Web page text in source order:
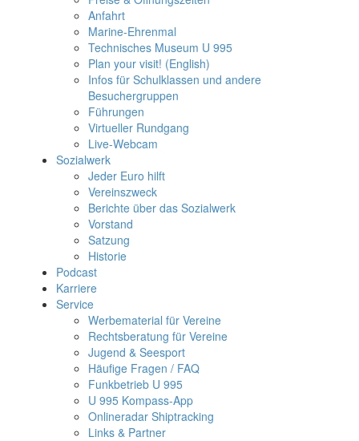
Anfahrt
Marine-Ehrenmal
Technisches Museum U 995
Plan your visit! (English)
Infos für Schulklassen und andere
Besuchergruppen
Führungen
Virtueller Rundgang
Live-Webcam
Sozialwerk
Jeder Euro hilft
Vereinszweck
Berichte über das Sozialwerk
Vorstand
Satzung
Historie
Podcast
Karriere
Service
Werbematerial für Vereine
Rechtsberatung für Vereine
Jugend & Seesport
Häufige Fragen / FAQ
Funkbetrieb U 995
U 995 Kompass-App
Onlineradar Shiptracking
Links & Partner